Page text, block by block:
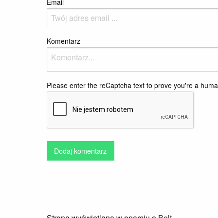
Email
Komentarz
Please enter the reCaptcha text to prove you're a
Dodaj komentarz